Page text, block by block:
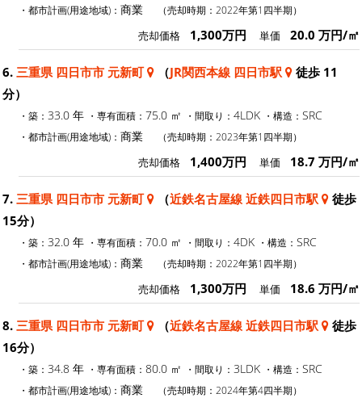
・都市計画(用途地域)： 商業 （売却時期：2022年第1四半期）
売却価格 1,300万円 単価 20.0 万円/㎡
6. 三重県 四日市市 元新町 （JR関西本線 四日市駅
徒歩 11
分）
・築： 33.0 年 ・専有面積： 75.0 ㎡ ・間取り： 4LDK ・構造： SRC
・都市計画(用途地域)： 商業 （売却時期：2023年第1四半期）
売却価格 1,400万円 単価 18.7 万円/㎡
7. 三重県 四日市市 元新町 （近鉄名古屋線 近鉄四日市駅
徒歩
15分）
・築： 32.0 年 ・専有面積： 70.0 ㎡ ・間取り： 4DK ・構造： SRC
・都市計画(用途地域)： 商業 （売却時期：2022年第1四半期）
売却価格 1,300万円 単価 18.6 万円/㎡
8. 三重県 四日市市 元新町 （近鉄名古屋線 近鉄四日市駅
徒歩
16分）
・築： 34.8 年 ・専有面積： 80.0 ㎡ ・間取り： 3LDK ・構造： SRC
・都市計画(用途地域)： 商業 （売却時期：2024年第4四半期）